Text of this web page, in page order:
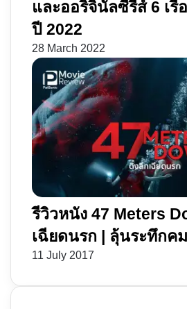
และออริจินัลซีรีส์ 6 เรื่
ปี 2022
28 March 2022
รีวิวหนัง 47 Meters
เฉียดนรก | ลุ้นระทึกค
11 July 2017